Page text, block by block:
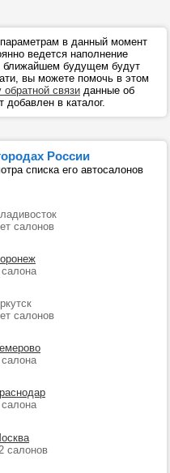
в данный момент
ведется наполнение
ближайшем будущем будут
вы можете помочь в этом
связи данные об
добавлен в каталог.
России
списка его автосалонов
салонов
салонов
салонов